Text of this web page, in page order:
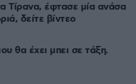
Τίρανα, έφτασε μία ανάσα
δείτε βίντεο
θα έχει μπει σε τάξη.